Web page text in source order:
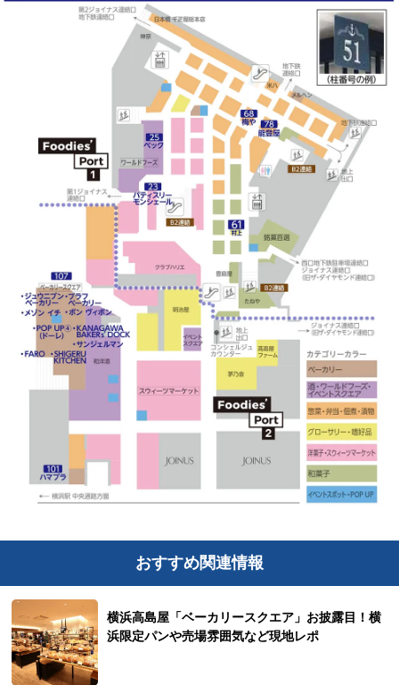
おすすめ関連情報
横浜高島屋「ベーカリースクエア」お披露目！横
浜限定パンや売場雰囲気など現地レポ